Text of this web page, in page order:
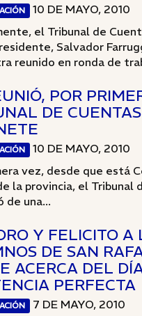
10 DE MAYO, 2010
el Tribunal de
Salvador
reunido en ronda de
POR
DE
10 DE MAYO, 2010
vez, desde que está
la provincia, el Tribunal
de una...
Y FELICITO A
DE SAN
ACERCA DEL
PERFECTA
7 DE MAYO, 2010